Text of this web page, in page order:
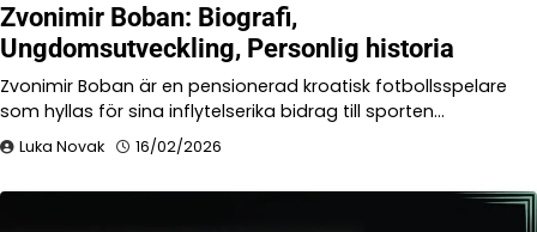
Zvonimir Boban: Biografi,
Ungdomsutveckling, Personlig historia
Zvonimir Boban är en pensionerad kroatisk fotbollsspelare
som hyllas för sina inflytelserika bidrag till sporten…
Luka Novak 16/02/2026